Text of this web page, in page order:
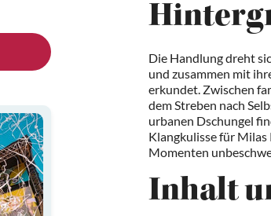
Die Handlung dreht
und zusammen mit
erkundet. Zwischen
dem Streben nach
urbanen Dschungel
Klangkulisse für Milas
Momenten
Inhalt